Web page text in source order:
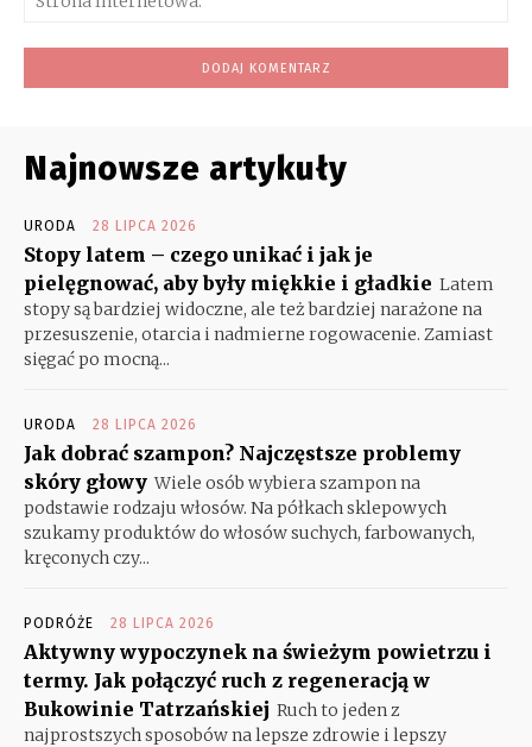
Najnowsze artykuły
URODA 28 LIPCA 2026
Stopy latem – czego unikać i jak je
pielęgnować, aby były miękkie i gładkie Latem
stopy są bardziej widoczne, ale też bardziej narażone na
przesuszenie, otarcia i nadmierne rogowacenie. Zamiast
sięgać po mocną...
URODA 28 LIPCA 2026
Jak dobrać szampon? Najczęstsze problemy
skóry głowy Wiele osób wybiera szampon na
podstawie rodzaju włosów. Na półkach sklepowych
szukamy produktów do włosów suchych, farbowanych,
kręconych czy...
PODRÓŻE 28 LIPCA 2026
Aktywny wypoczynek na świeżym powietrzu i
termy. Jak połączyć ruch z regeneracją w
Bukowinie Tatrzańskiej Ruch to jeden z
najprostszych sposobów na lepsze zdrowie i lepszy